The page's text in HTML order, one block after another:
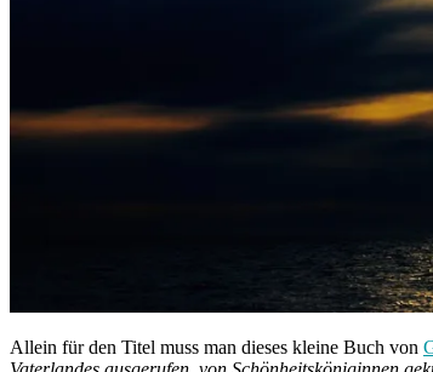
Allein für den Titel muss man dieses kleine Buch von